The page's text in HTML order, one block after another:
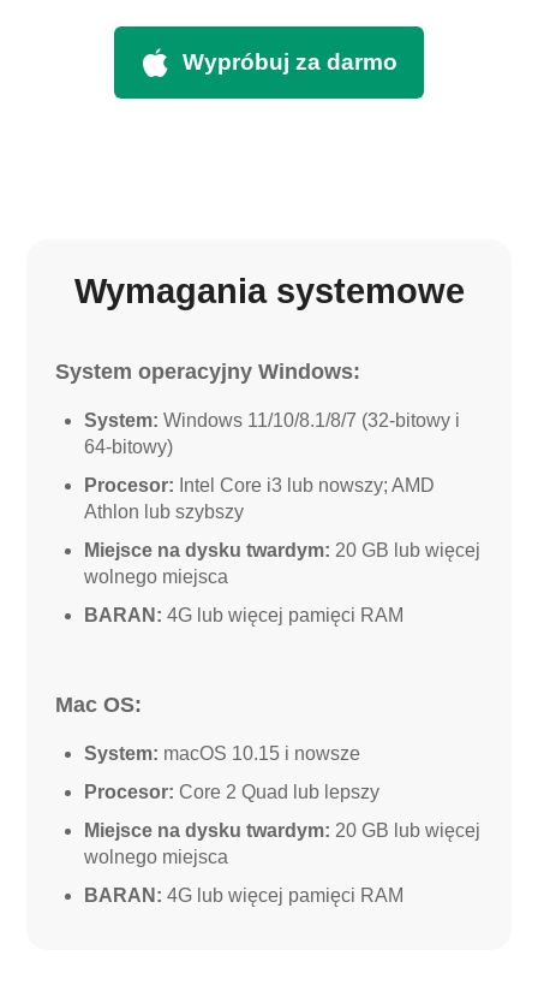
Wypróbuj za darmo
Wymagania systemowe
System operacyjny Windows:
System:Windows 11/10/8.1/8/7 (32-bitowy i
64-bitowy)
Procesor: Intel Core i3 lub nowszy; AMD
Athlon lub szybszy
Miejsce na dysku twardym: 20 GB lub więcej
wolnego miejsca
BARAN:4G lub więcej pamięci RAM
Mac OS:
System: macOS 10.15 i nowsze
Procesor: Core 2 Quad lub lepszy
Miejsce na dysku twardym: 20 GB lub więcej
wolnego miejsca
BARAN:4G lub więcej pamięci RAM